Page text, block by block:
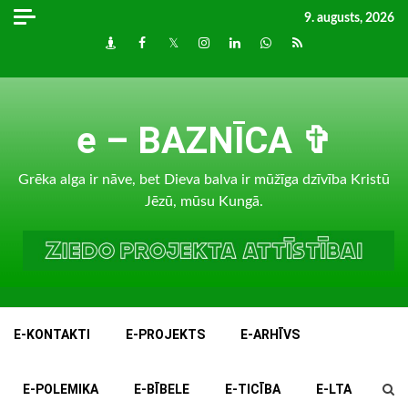
Skip
9. augusts, 2026
DraugiemFacebook
TwitterInstagram
LinkedInwhatsapp
RSS
e – BAZNĪCA ✞
Grēka alga ir nāve, bet Dieva balva ir mūžīga dzīvība Kristū
Jēzū, mūsu Kungā.
E-KONTAKTI E-PROJEKTS E-ARHĪVS
E-POLEMIKA E-BĪBELE E-TICĪBA E-LTA